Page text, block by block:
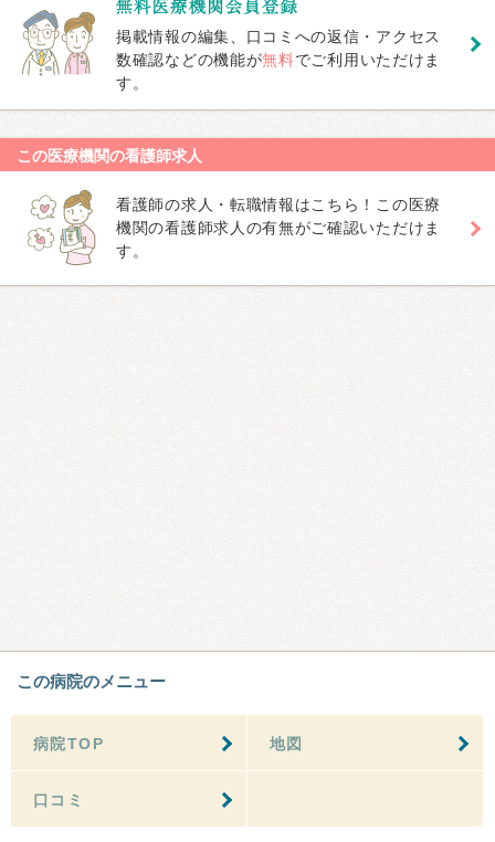
掲載情報の編集、口コミへの返信・アクセス
数確認などの機能が無料でご利用いただけま
す。
この医療機関の看護師求人
看護師の求人・転職情報はこちら！この医療
機関の看護師求人の有無がご確認いただけま
す。
この病院のメニュー
病院TOP 地図
口コミ